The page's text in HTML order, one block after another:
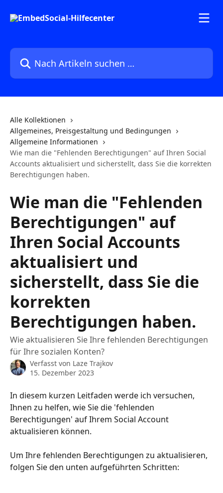
Nach Artikeln suchen …
Alle Kollektionen
Allgemeines, Preisgestaltung und Bedingungen
Allgemeine Informationen
Wie man die "Fehlenden Berechtigungen" auf Ihren Social
Accounts aktualisiert und sicherstellt, dass Sie die korrekten
Berechtigungen haben.
Wie man die "Fehlenden
Berechtigungen" auf
Ihren Social Accounts
aktualisiert und
sicherstellt, dass Sie die
korrekten
Berechtigungen haben.
Wie aktualisieren Sie Ihre fehlenden Berechtigungen
für Ihre sozialen Konten?
Verfasst von Laze Trajkov
15. Dezember 2023
In diesem kurzen Leitfaden werde ich versuchen,
Ihnen zu helfen, wie Sie die 'fehlenden
Berechtigungen' auf Ihrem Social Account
aktualisieren können.
Um Ihre fehlenden Berechtigungen zu aktualisieren,
folgen Sie den unten aufgeführten Schritten: